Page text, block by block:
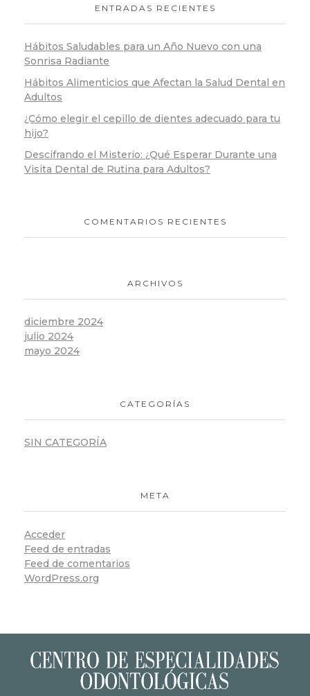
ENTRADAS RECIENTES
Hábitos Saludables para un Año Nuevo con una
Sonrisa Radiante
Hábitos Alimenticios que Afectan la Salud Dental en
Adultos
¿Cómo elegir el cepillo de dientes adecuado para tu
hijo?
Descifrando el Misterio: ¿Qué Esperar Durante una
Visita Dental de Rutina para Adultos?
COMENTARIOS RECIENTES
ARCHIVOS
diciembre 2024
julio 2024
mayo 2024
CATEGORÍAS
SIN CATEGORÍA
META
Acceder
Feed de entradas
Feed de comentarios
WordPress.org